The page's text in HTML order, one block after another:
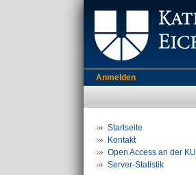
Anmelden
Startseite
Kontakt
Open Access an der KU
Server-Statistik